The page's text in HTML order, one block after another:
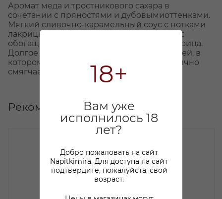
18+
Вам уже
исполнилось 18
лет?
Добро пожаловать на сайт
Napitkimira. Для доступа на сайт
подтвердите, пожалуйста, свой
возраст.
Аромат меда и тростникового сахара в
сочетании с пряностями и дубовымиоттенками.
Мягкий сливочно-карамельный соус с нотками
лакрицы и свежевыпеченного хлеба. Вкус
обогащают такие специи, как клевер и корица.
Долгое послевкусие с ароматом пряностей, в
котором легкая приятная горечь гармонично
смягчает сладковатый вкус.
Рекомендуем